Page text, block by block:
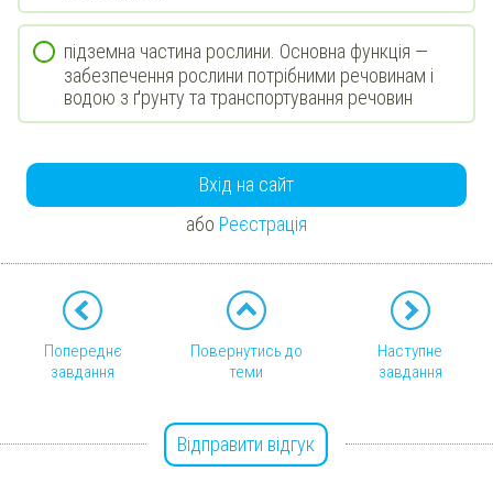
підземна частина рослини. Основна функція —
забезпечення рослини потрібними речовинам і
водою з ґрунту та транспортування речовин
Вхід на сайт
або Реєстрація
Попереднє
завдання
Повернутись до
теми
Наступне
завдання
Відправити відгук